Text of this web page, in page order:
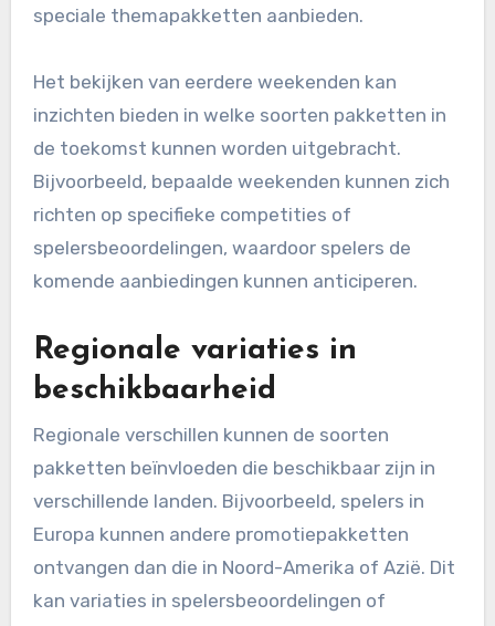
speciale themapakketten aanbieden.
Het bekijken van eerdere weekenden kan
inzichten bieden in welke soorten pakketten in
de toekomst kunnen worden uitgebracht.
Bijvoorbeeld, bepaalde weekenden kunnen zich
richten op specifieke competities of
spelersbeoordelingen, waardoor spelers de
komende aanbiedingen kunnen anticiperen.
Regionale variaties in
beschikbaarheid
Regionale verschillen kunnen de soorten
pakketten beïnvloeden die beschikbaar zijn in
verschillende landen. Bijvoorbeeld, spelers in
Europa kunnen andere promotiepakketten
ontvangen dan die in Noord-Amerika of Azië. Dit
kan variaties in spelersbeoordelingen of